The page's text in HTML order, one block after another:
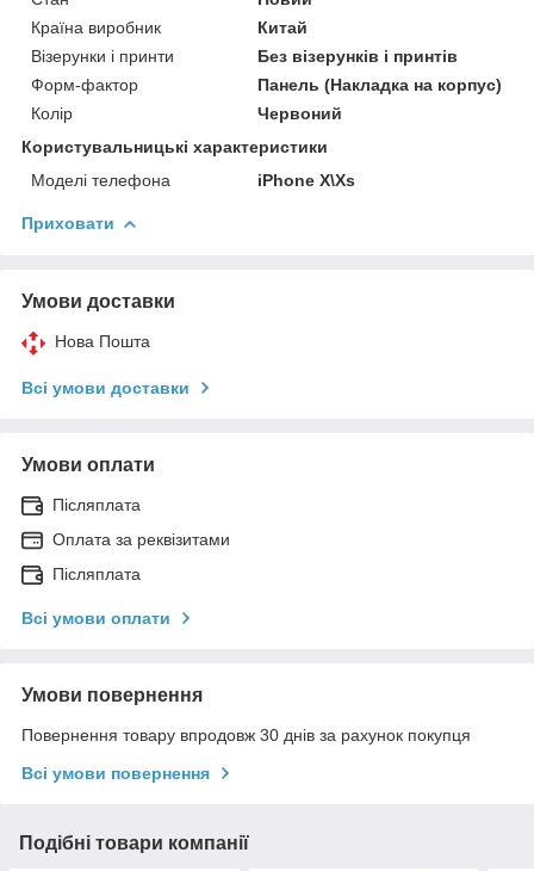
Країна виробник
Китай
Візерунки і принти
Без візерунків і принтів
Форм-фактор
Панель (Накладка на корпус)
Колір
Червоний
Користувальницькі характеристики
Моделі телефона
iPhone X\Xs
Приховати
Умови доставки
Нова Пошта
Всі умови доставки
Умови оплати
Післяплата
Оплата за реквізитами
Післяплата
Всі умови оплати
Умови повернення
Повернення товару впродовж 30 днів за рахунок покупця
Всі умови повернення
Подібні товари компанії